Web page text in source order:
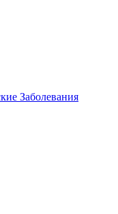
Заболевания